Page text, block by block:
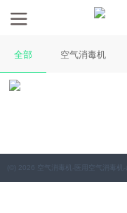
全部 空气消毒机